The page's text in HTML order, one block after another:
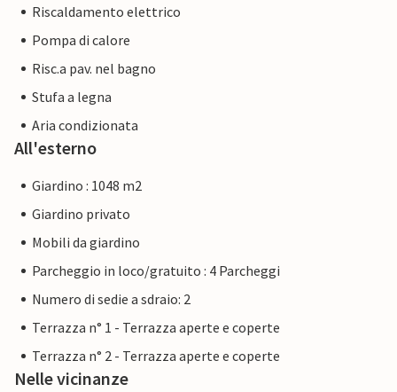
Riscaldamento elettrico
Pompa di calore
Risc.a pav. nel bagno
Stufa a legna
Aria condizionata
All'esterno
Giardino : 1048 m2
Giardino privato
Mobili da giardino
Parcheggio in loco/gratuito : 4 Parcheggi
Numero di sedie a sdraio: 2
Terrazza n° 1 - Terrazza aperte e coperte
Terrazza n° 2 - Terrazza aperte e coperte
Nelle vicinanze